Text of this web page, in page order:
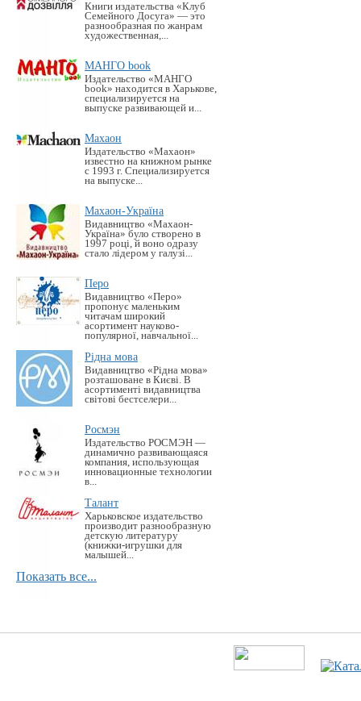
Книги издательства «Клуб
Семейного Досуга» — это
разнообразная по жанрам
художественная,...
МАНГО book
Издательство «MАНГО
book» находится в Харькове,
специализируется на
выпуске развивающей и...
Махаон
Издательство «Махаон»
известно на книжном рынке
с 1993 г. Специализируется
на выпуске...
Махаон-Україна
Видавництво «Махаон-
Україна» було створено в
1997 році, й воно одразу
стало лідером у галузі...
Перо
Видавництво «Перо»
пропонує маленьким
читачам широкий
асортимент науково-
популярної, навчальної...
Рідна мова
Видавництво «Рідна мова»
розташоване в Києві. В
асортименті видавництва
світові бестселери...
Росмэн
Издательство РОСМЭН —
динамично развивающаяся
компания, использующая
инновационные технологии
в...
Талант
Харьковское издательство
производит разнообразную
детскую литературу
(книжки-игрушки для
малышей...
Показать все...